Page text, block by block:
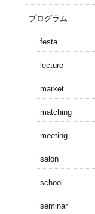
プログラム
festa
lecture
market
matching
meeting
salon
school
seminar